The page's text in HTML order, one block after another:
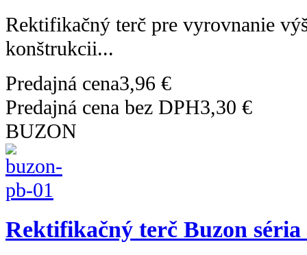
Rektifikačný terč pre vyrovnanie
konštrukcii...
Predajná cena3,96 €
Predajná cena bez DPH3,30 €
BUZON
Rektifikačný terč Buzon séria